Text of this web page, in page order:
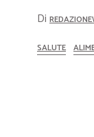
Di
SALUTE